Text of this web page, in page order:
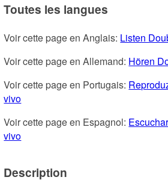
Toutes les langues
Voir cette page en Anglais: Listen
Voir cette page en Allemand: Hören
Voir cette page en Portugais:
vivo
Voir cette page en Espagnol:
vivo
Description